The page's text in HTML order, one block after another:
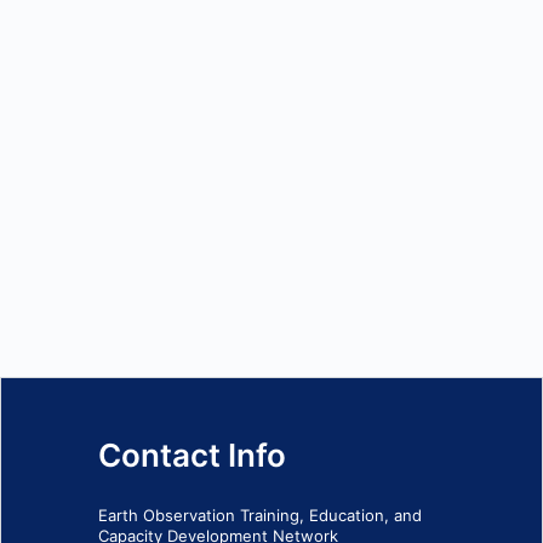
Contact Info
Earth Observation Training, Education, and
Capacity Development Network